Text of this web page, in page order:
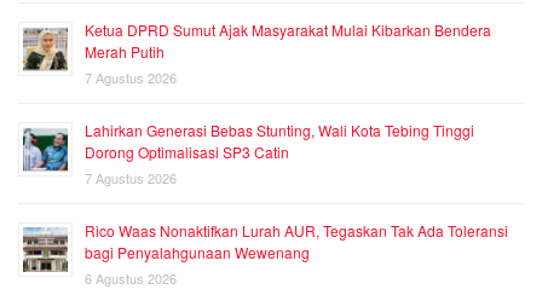
Ketua DPRD Sumut Ajak Masyarakat Mulai Kibarkan Bendera
Merah Putih
7 Agustus 2026
Lahirkan Generasi Bebas Stunting, Wali Kota Tebing Tinggi
Dorong Optimalisasi SP3 Catin
7 Agustus 2026
Rico Waas Nonaktifkan Lurah AUR, Tegaskan Tak Ada Toleransi
bagi Penyalahgunaan Wewenang
6 Agustus 2026